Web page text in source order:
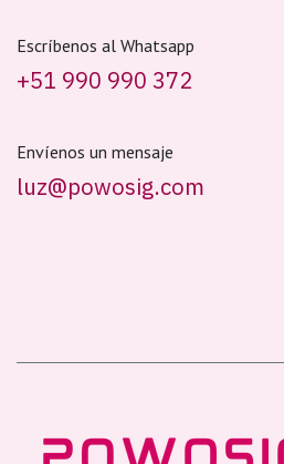
Escríbenos al Whatsapp
+51 990 990 372
Envíenos un mensaje
luz@powosig.com